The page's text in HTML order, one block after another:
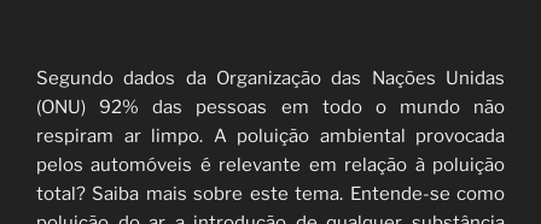
Segundo dados da Organização das Nações Unidas
(ONU) 92% das pessoas em todo o mundo não
respiram ar limpo. A poluição ambiental provocada
pelos automóveis é relevante em relação à poluição
total? Saiba mais sobre este tema. Entende-se como